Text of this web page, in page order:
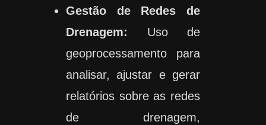
Gestão de Redes de
Drenagem: Uso de
geoprocessamento para
analisar, ajustar e gerar
relatórios sobre as redes
de drenagem,